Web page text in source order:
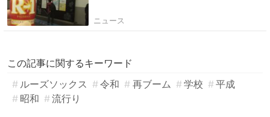
ニュース
この記事に関するキーワード
ルーズソックス
令和 再ブーム 学校
平成
昭和
流行り